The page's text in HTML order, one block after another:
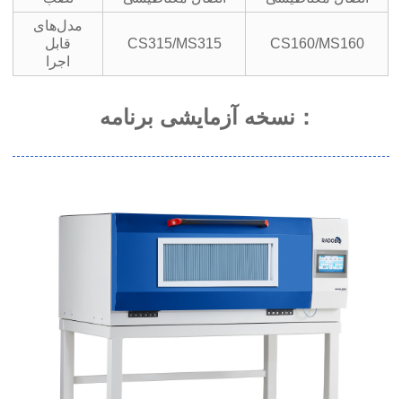
مدل‌های
قابل
اجرا
CS315/MS315 CS160/MS160
نسخه آزمایشی برنامه：